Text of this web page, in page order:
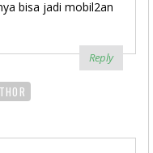
bisa jadi mobil2an
Reply